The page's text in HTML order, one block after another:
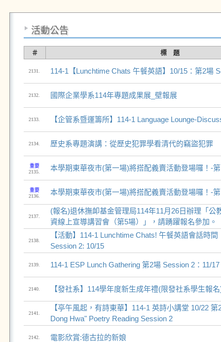
活動公告
＃ 標 題
2131. 114-1【Lunchtime Chats 午餐英語】10/15：第2場
2132. 國際企業學系114年專題成果展_壁報展
2133. 【企管系暨運籌所】114-1 Language Lounge-
2134. 歷史系專題演講：從歷史犯罪學看清代的竊盜犯罪
重要
2135.
本學期東華夜市(第一場)將搭配義賣活動登場囉！-第
重要
2136.
本學期東華夜市(第一場)將搭配義賣活動登場囉！-第
2137.
(報名)退休撫卹基金管理局114年11月26日辦理「公
資線上宣導講習會（第5場）」，請踴躍報名參加。
2138.
【活動】114-1 Lunchtime Chats! 午餐英語會話時
Session 2: 10/15
2139. 114-1 ESP Lunch Gathering 第2場 Session 2：11/17
2140. 【發社系】114學年度新生成年禮(限發社系學生報
2141.
【亭午風起，有詩東華】114-1 英詩小講堂 10/22
Dong Hwa" Poetry Reading Session 2
2142. 電影欣賞:德古拉的新娘